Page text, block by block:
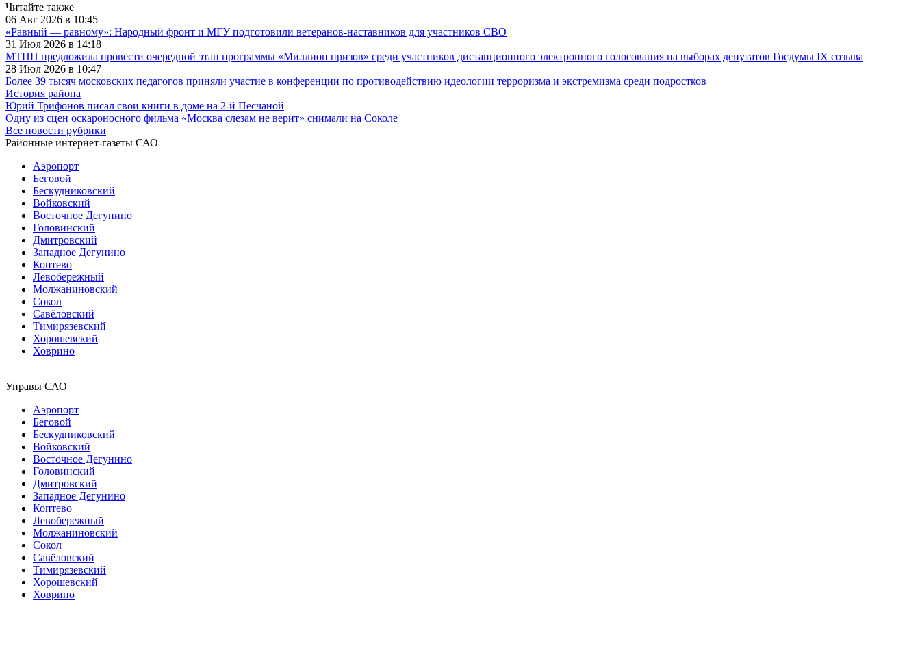
Читайте также
06 Авг 2026 в 10:45
«Равный — равному»: Народный фронт и МГУ подготовили ветеранов-наставников для участников СВО
31 Июл 2026 в 14:18
МТПП предложила провести очередной этап программы «Миллион призов» среди участников дистанционного электронного голосования на выборах депутатов Госдумы IX созыва
28 Июл 2026 в 10:47
Более 39 тысяч московских педагогов приняли участие в конференции по противодействию идеологии терроризма и экстремизма среди подростков
История района
Юрий Трифонов писал свои книги в доме на 2-й Песчаной
Одну из сцен оскароносного фильма «Москва слезам не верит» снимали на Соколе
Все новости рубрики
Районные интернет-газеты САО
Аэропорт
Беговой
Бескудниковский
Войковский
Восточное Дегунино
Головинский
Дмитровский
Западное Дегунино
Коптево
Левобережный
Молжаниновский
Сокол
Савёловский
Тимирязевский
Хорошевский
Ховрино
Управы САО
Аэропорт
Беговой
Бескудниковский
Войковский
Восточное Дегунино
Головинский
Дмитровский
Западное Дегунино
Коптево
Левобережный
Молжаниновский
Сокол
Савёловский
Тимирязевский
Хорошевский
Ховрино